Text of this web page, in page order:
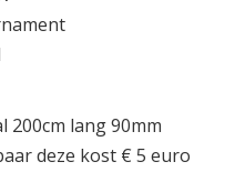
200cm lang 90mm
deze kost € 5 euro